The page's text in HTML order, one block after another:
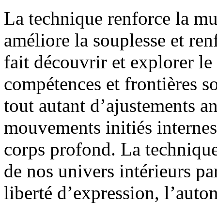
La technique renforce la
améliore la souplesse et
fait découvrir et explorer le
compétences et frontières
tout autant d’ajustements
mouvements initiés
corps profond. La
de nos univers intérieurs
liberté d’expression,